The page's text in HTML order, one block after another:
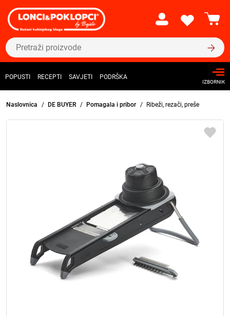
POPUSTI RECEPTI SAVJETI PODRŠKA
IZBORNIK
Naslovnica DE BUYER Pomagala i pribor Ribeži, rezači, preše